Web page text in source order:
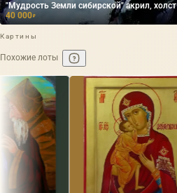
"Мудрость Земли сибирской" акрил, холст
40 000₽
Картины
Похожие лоты